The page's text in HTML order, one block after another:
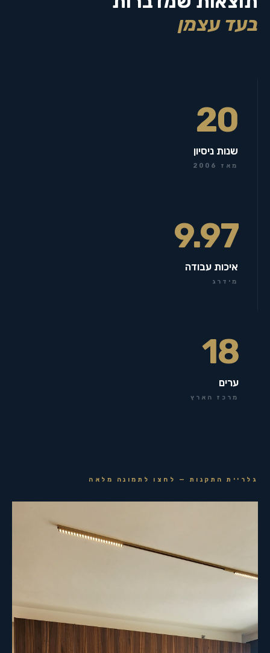
בעד עצמן
20
שנות ניסיון
מאז 2006
9.97
איכות עבודה
מידרג
18
ערים
מרכז הארץ
גלריית התקנות — לחצו לתמונה מלאה